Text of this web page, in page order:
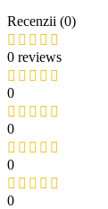
Recenzii (0)
0 reviews
0
0
0
0